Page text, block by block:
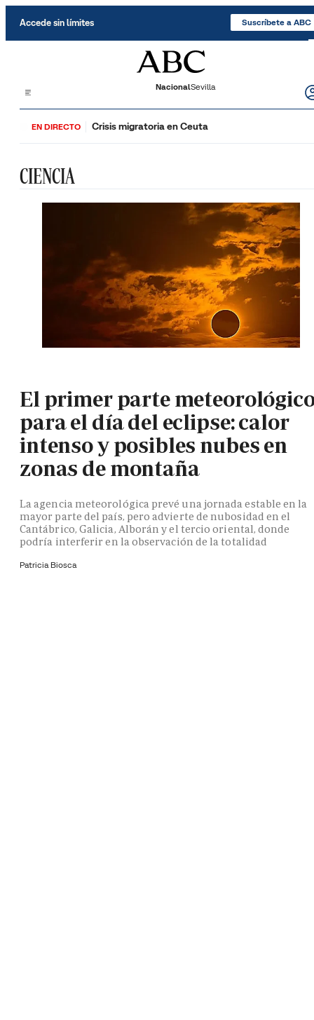
Accede sin límites Suscríbete a ABC
NacionalSevilla
EN DIRECTO Crisis migratoria en Ceuta
CIENCIA
El primer parte
para el día del eclipse: calor
intenso y posibles nubes en
zonas de montaña
La agencia meteorológica prevé una jornada estable en la
mayor parte del país, pero advierte de nubosidad en el
Cantábrico, Galicia, Alborán y el tercio oriental, donde
podría interferir en la observación de la totalidad
Patricia Biosca